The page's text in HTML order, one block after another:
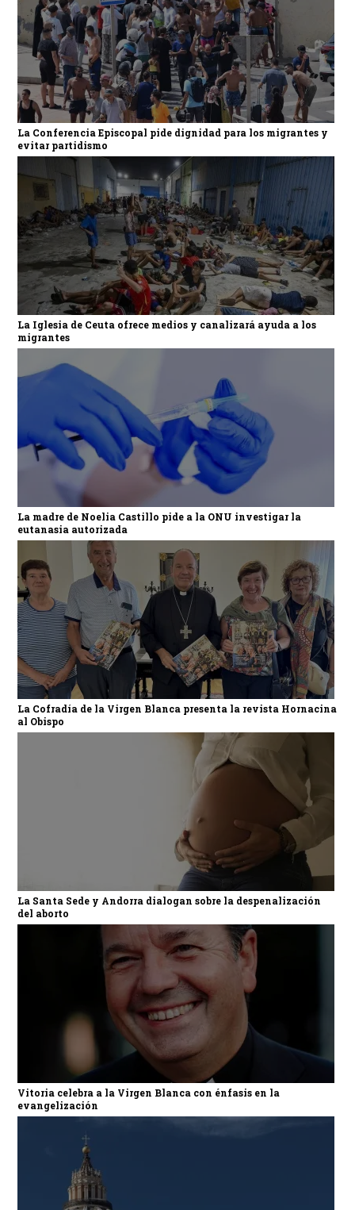
La Conferencia Episcopal pide dignidad para los migrantes y
evitar partidismo
La Iglesia de Ceuta ofrece medios y canalizará ayuda a los
migrantes
La madre de Noelia Castillo pide a la ONU investigar la
eutanasia autorizada
La Cofradía de la Virgen Blanca presenta la revista Hornacina
al Obispo
La Santa Sede y Andorra dialogan sobre la despenalización
del aborto
Vitoria celebra a la Virgen Blanca con énfasis en la
evangelización